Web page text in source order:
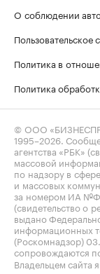
О соблюдении
Пользовательское
Политика в
Политика
© ООО
1995–2026 .
агентства «РБК»
массовой
по надзору в
и массовых
за номером ИА
(свидетельство о
выдано
информационных
(Роскомнадзор)
сопровождаются
Владельцем сайта